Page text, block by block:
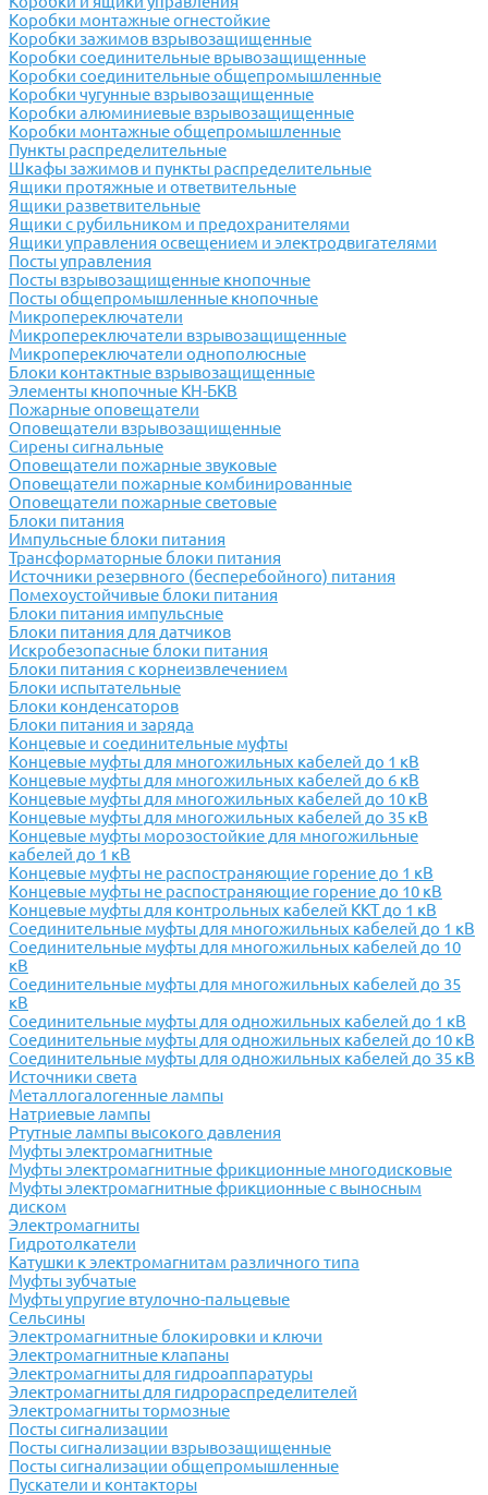
Коробки монтажные огнестойкие
Коробки зажимов взрывозащищенные
Коробки соединительные врывозащищенные
Коробки соединительные общепромышленные
Коробки чугунные взрывозащищенные
Коробки алюминиевые взрывозащищенные
Коробки монтажные общепромышленные
Пункты распределительные
Шкафы зажимов и пункты распределительные
Ящики протяжные и ответвительные
Ящики разветвительные
Ящики с рубильником и предохранителями
Ящики управления освещением и электродвигателями
Посты управления
Посты взрывозащищенные кнопочные
Посты общепромышленные кнопочные
Микропереключатели
Микропереключатели взрывозащищенные
Микропереключатели однополюсные
Блоки контактные взрывозащищенные
Элементы кнопочные КН-БКВ
Пожарные оповещатели
Оповещатели взрывозащищенные
Сирены сигнальные
Оповещатели пожарные звуковые
Оповещатели пожарные комбинированные
Оповещатели пожарные световые
Блоки питания
Импульсные блоки питания
Трансформаторные блоки питания
Источники резервного (бесперебойного) питания
Помехоустойчивые блоки питания
Блоки питания импульсные
Блоки питания для датчиков
Искробезопасные блоки питания
Блоки питания с корнеизвлечением
Блоки испытательные
Блоки конденсаторов
Блоки питания и заряда
Концевые и соединительные муфты
Концевые муфты для многожильных кабелей до 1 кВ
Концевые муфты для многожильных кабелей до 6 кВ
Концевые муфты для многожильных кабелей до 10 кВ
Концевые муфты для многожильных кабелей до 35 кВ
Концевые муфты морозостойкие для многожильные
кабелей до 1 кВ
Концевые муфты не распостраняющие горение до 1 кВ
Концевые муфты не распостраняющие горение до 10 кВ
Концевые муфты для контрольных кабелей ККТ до 1 кВ
Соединительные муфты для многожильных кабелей до 1 кВ
Соединительные муфты для многожильных кабелей до 10
кВ
Соединительные муфты для многожильных кабелей до 35
кВ
Соединительные муфты для одножильных кабелей до 1 кВ
Соединительные муфты для одножильных кабелей до 10 кВ
Соединительные муфты для одножильных кабелей до 35 кВ
Источники света
Металлогалогенные лампы
Натриевые лампы
Ртутные лампы высокого давления
Муфты электромагнитные
Муфты электромагнитные фрикционные многодисковые
Муфты электромагнитные фрикционные с выносным
диском
Электромагниты
Гидротолкатели
Катушки к электромагнитам различного типа
Муфты зубчатые
Муфты упругие втулочно-пальцевые
Сельсины
Электромагнитные блокировки и ключи
Электромагнитные клапаны
Электромагниты для гидроаппаратуры
Электромагниты для гидрораспределителей
Электромагниты тормозные
Посты сигнализации
Посты сигнализации взрывозащищенные
Посты сигнализации общепромышленные
Пускатели и контакторы